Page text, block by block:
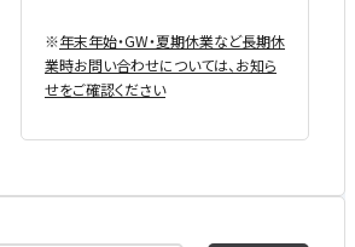
※年末年始・GW・夏期休業など⻑期休
業時お問い合わせについては、お知ら
せをご確認ください